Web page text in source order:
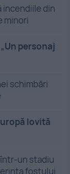
incendiile din
minori
personaj
schimbări
lovită
într-un stadiu
fostului